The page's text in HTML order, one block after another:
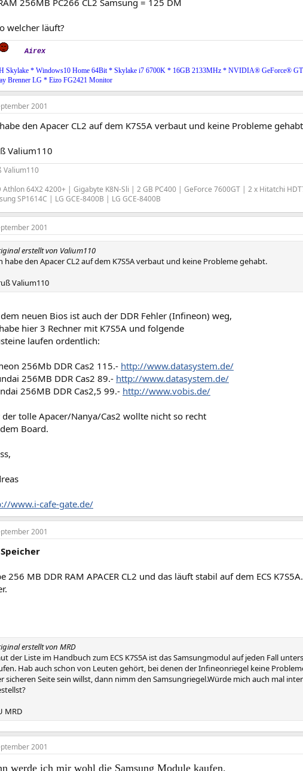
welcher läuft?
Airex
Skylake * Windows10 Home 64Bit * Skylake i7 6700K * 16GB 2133MHz * NVIDIA® GeForce®
Brenner LG * Eizo FG2421 Monitor
2001
den Apacer CL2 auf dem K7S5A verbaut und keine Probleme
Valium110
Valium110
Athlon 64X2 4200+ | Gigabyte K8N-Sli | 2 GB PC400 | GeForce 7600GT | 2 x Hitatchi
SP1614C | LG GCE-8400B | LG GCE-8400B
2001
erstellt von Valium110
habe den Apacer CL2 auf dem K7S5A verbaut und keine Probleme gehabt.
Valium110
neuen Bios ist auch der DDR Fehler (Infineon) weg,
hier 3 Rechner mit K7S5A und folgende
laufen ordentlich:
256Mb DDR Cas2 115.- http://www.datasystem.de/
256MB DDR Cas2 89.- http://www.datasystem.de/
256MB DDR Cas2,5 99.- http://www.vobis.de/
der tolle Apacer/Nanya/Cas2 wollte nicht so recht
Board.
www.i-cafe-gate.de/
2001
Speicher
256 MB DDR RAM APACER CL2 und das läuft stabil auf dem ECS
erstellt von MRD
der Liste im Handbuch zum ECS K7S5A ist das Samsungmodul auf jeden Fall
Hab auch schon von Leuten gehört, bei denen der Infineonriegel keine
sicheren Seite sein willst, dann nimm den Samsungriegel.Würde mich auch mal
MRD
2001
werde ich mir wohl die Samsung Module kaufen.